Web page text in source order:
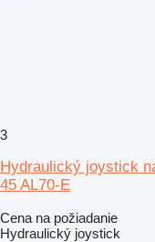
3
Hydraulický joystick
45 AL70-E
Cena na požiadanie
Hydraulický joystick